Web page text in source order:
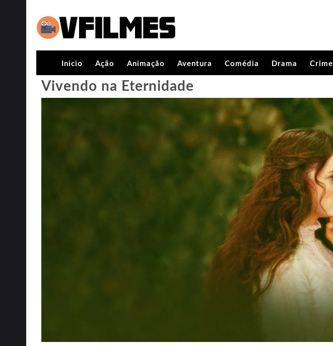
Inicio Ação Animação Aventura Comédia Drama Crime
Vivendo na Eternidade